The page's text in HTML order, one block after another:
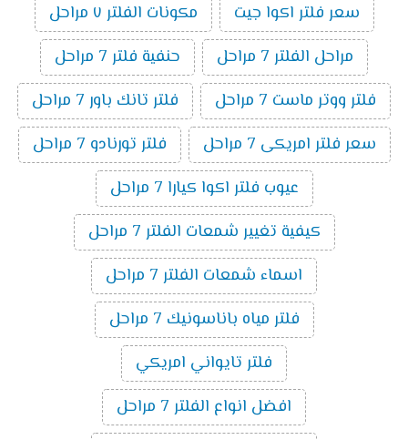
سعر فلتر اكوا جيت
مكونات الفلتر ٧ مراحل
مراحل الفلتر 7 مراحل
حنفية فلتر 7 مراحل
فلتر ووتر ماست 7 مراحل
فلتر تانك باور 7 مراحل
سعر فلتر امريكى 7 مراحل
فلتر تورنادو 7 مراحل
عيوب فلتر اكوا كيارا 7 مراحل
كيفية تغيير شمعات الفلتر 7 مراحل
اسماء شمعات الفلتر 7 مراحل
فلتر مياه باناسونيك 7 مراحل
فلتر تايواني امريكي
افضل انواع الفلتر 7 مراحل